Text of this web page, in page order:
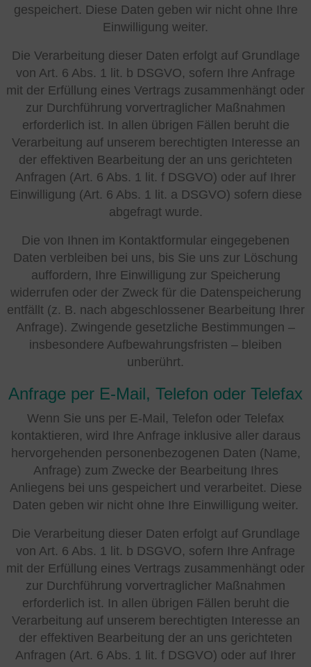
gespeichert. Diese Daten geben wir nicht ohne Ihre
Einwilligung weiter.
Die Verarbeitung dieser Daten erfolgt auf Grundlage
von Art. 6 Abs. 1 lit. b DSGVO, sofern Ihre Anfrage
mit der Erfüllung eines Vertrags zusammenhängt oder
zur Durchführung vorvertraglicher Maßnahmen
erforderlich ist. In allen übrigen Fällen beruht die
Verarbeitung auf unserem berechtigten Interesse an
der effektiven Bearbeitung der an uns gerichteten
Anfragen (Art. 6 Abs. 1 lit. f DSGVO) oder auf Ihrer
Einwilligung (Art. 6 Abs. 1 lit. a DSGVO) sofern diese
abgefragt wurde.
Die von Ihnen im Kontaktformular eingegebenen
Daten verbleiben bei uns, bis Sie uns zur Löschung
auffordern, Ihre Einwilligung zur Speicherung
widerrufen oder der Zweck für die Datenspeicherung
entfällt (z. B. nach abgeschlossener Bearbeitung Ihrer
Anfrage). Zwingende gesetzliche Bestimmungen –
insbesondere Aufbewahrungsfristen – bleiben
unberührt.
Anfrage per E-Mail, Telefon oder Telefax
Wenn Sie uns per E-Mail, Telefon oder Telefax
kontaktieren, wird Ihre Anfrage inklusive aller daraus
hervorgehenden personenbezogenen Daten (Name,
Anfrage) zum Zwecke der Bearbeitung Ihres
Anliegens bei uns gespeichert und verarbeitet. Diese
Daten geben wir nicht ohne Ihre Einwilligung weiter.
Die Verarbeitung dieser Daten erfolgt auf Grundlage
von Art. 6 Abs. 1 lit. b DSGVO, sofern Ihre Anfrage
mit der Erfüllung eines Vertrags zusammenhängt oder
zur Durchführung vorvertraglicher Maßnahmen
erforderlich ist. In allen übrigen Fällen beruht die
Verarbeitung auf unserem berechtigten Interesse an
der effektiven Bearbeitung der an uns gerichteten
Anfragen (Art. 6 Abs. 1 lit. f DSGVO) oder auf Ihrer